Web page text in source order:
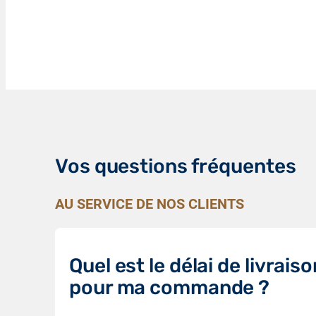
Vos questions fréquentes
AU SERVICE DE NOS CLIENTS
Quel est le délai de
pour ma commande ?